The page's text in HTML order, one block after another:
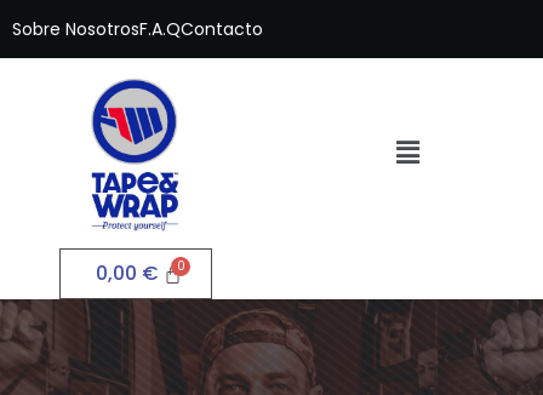
Sobre NosotrosF.A.QContacto
0,00 €